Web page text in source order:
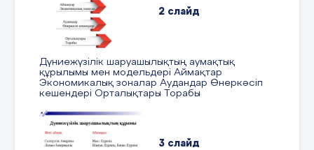
2 слайд
Дүниежүзілік шаруашылықтың аумақтық
құрылымы мен модельдері Аймақтар
Экономикалық зоналар Аудандар Өнеркәсіп
кешендері Орталықтары Торабы
3 слайд